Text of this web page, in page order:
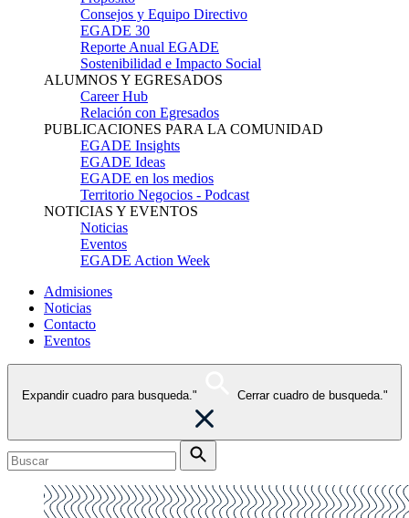
Consejos y Equipo Directivo
EGADE 30
Reporte Anual EGADE
Sostenibilidad e Impacto Social
ALUMNOS Y EGRESADOS
Career Hub
Relación con Egresados
PUBLICACIONES PARA LA COMUNIDAD
EGADE Insights
EGADE Ideas
EGADE en los medios
Territorio Negocios - Podcast
NOTICIAS Y EVENTOS
Noticias
Eventos
EGADE Action Week
Admisiones
Noticias
Contacto
Eventos
Expandir cuadro para busqueda." Cerrar cuadro de busqueda."